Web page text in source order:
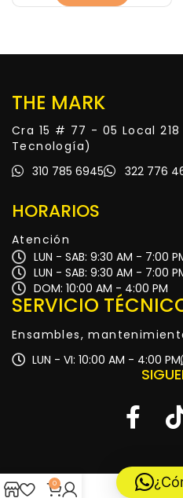
THE MARK
Cra 15 # 77 - 05 Local
Tecnología)
310 785 6945
322 776
HORARIOS
Atención
LUN - SAB: 9:30 AM - 7:00
LUN - SAB: 9:30 AM - 7:00
DOM: 10:00 AM - 4:00 PM
SERVICIO
Ensambles,
LUN - VI: 10:00 AM - 4:00 PM
0